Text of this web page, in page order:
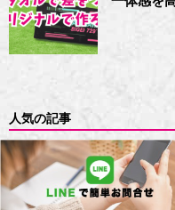
人気の記事
数字の
に使える一